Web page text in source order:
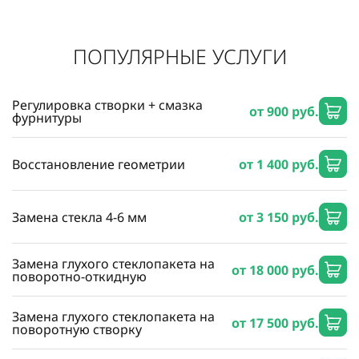
ПОПУЛЯРНЫЕ УСЛУГИ
Регулировка створки + смазка
фурнитуры от 900 руб.
Восстановление геометрии от 1 400 руб.
Замена стекла 4-6 мм от 3 150 руб.
Замена глухого стеклопакета на
поворотно-откидную от 18 000 руб.
Замена глухого стеклопакета на
поворотную створку от 17 500 руб.